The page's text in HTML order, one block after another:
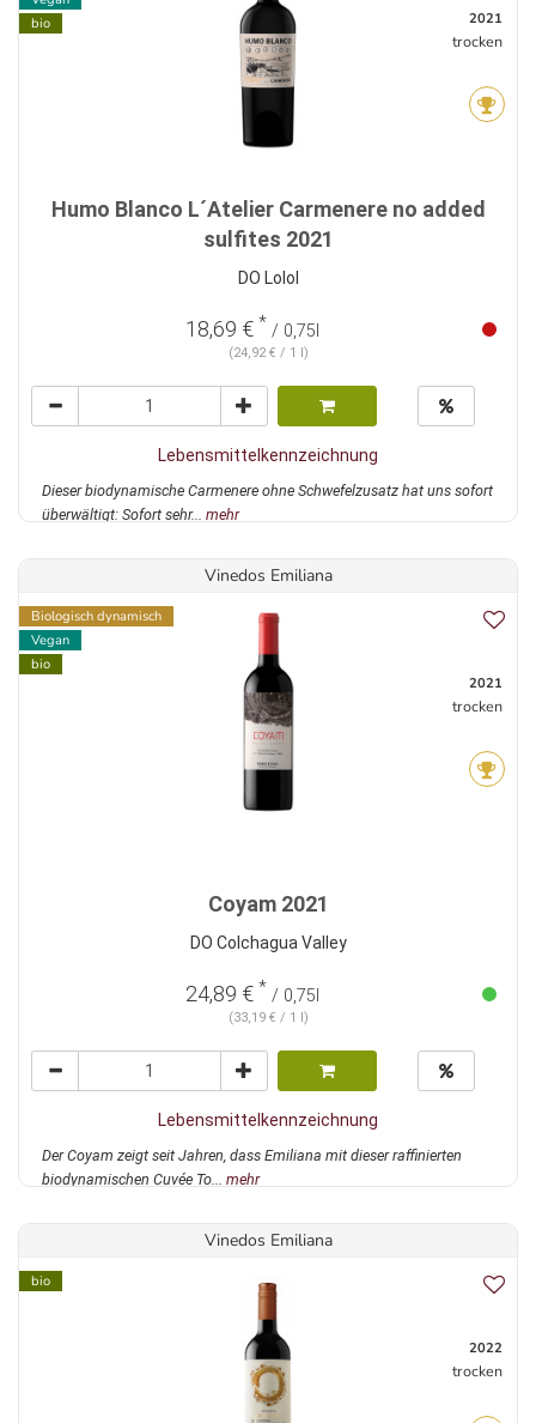
bio
2021
trocken
Humo Blanco L´Atelier Carmenere no added
sulfites 2021
DO Lolol
18,69 € * / 0,75l
(24,92 € / 1 l)
Lebensmittelkennzeichnung
Dieser biodynamische Carmenere ohne Schwefelzusatz hat uns sofort
überwältigt: Sofort sehr... mehr
Vinedos Emiliana
Biologisch dynamisch
Vegan
bio
2021
trocken
Coyam 2021
DO Colchagua Valley
24,89 € * / 0,75l
(33,19 € / 1 l)
Lebensmittelkennzeichnung
Der Coyam zeigt seit Jahren, dass Emiliana mit dieser raffinierten
biodynamischen Cuvée To... mehr
Vinedos Emiliana
bio
2022
trocken